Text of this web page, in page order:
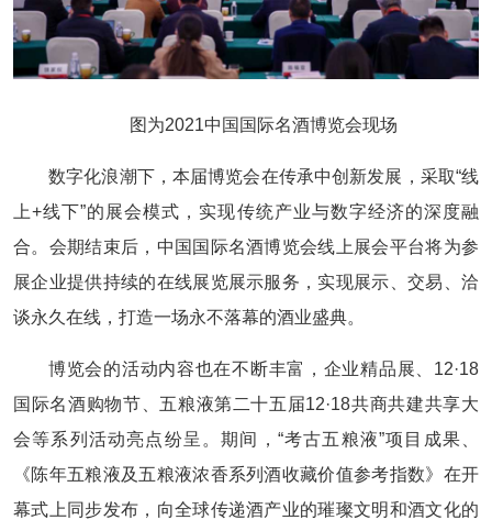
图为2021中国国际名酒博览会现场
数字化浪潮下，本届博览会在传承中创新发展，采取“线
上+线下”的展会模式，实现传统产业与数字经济的深度融
合。会期结束后，中国国际名酒博览会线上展会平台将为参
展企业提供持续的在线展览展示服务，实现展示、交易、洽
谈永久在线，打造一场永不落幕的酒业盛典。
博览会的活动内容也在不断丰富，企业精品展、12·18
国际名酒购物节、五粮液第二十五届12·18共商共建共享大
会等系列活动亮点纷呈。期间，“考古五粮液”项目成果、
《陈年五粮液及五粮液浓香系列酒收藏价值参考指数》在开
幕式上同步发布，向全球传递酒产业的璀璨文明和酒文化的